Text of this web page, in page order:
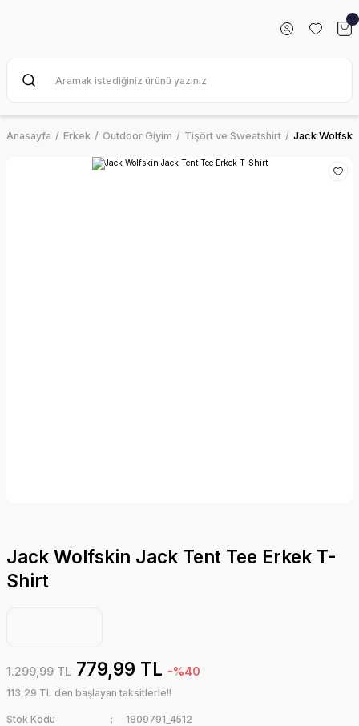
Anasayfa Erkek Outdoor Giyim Tişört ve Sweatshirt Jack
Jack Wolfskin Jack Tent Tee Erkek T-
Shirt
1.299,99 TL 779,99 TL -%40
113,29 TL den başlayan taksitlerle!!
Stok Kodu
1809791_4512